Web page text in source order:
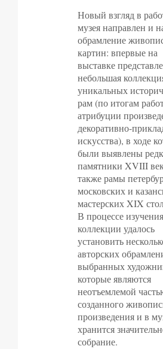
Новый взгляд в
музея направлен и
обрамление
картин: впервые на
выставке
небольшая
уникальных
рам (по итогам
атрибуции
декоративно-
искусства), в ходе
были выявлены
памятники XVIII
также рамы
московских и
мастерских XIX
В процессе изучения
коллекции удалось
установить
авторских
выбранных
которые являются
неотъемлемой
созданного
произведения и в
хранится
собрание.